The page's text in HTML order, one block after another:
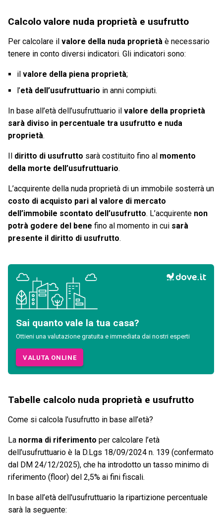
Calcolo valore nuda proprietà e usufrutto
Per calcolare il valore della nuda proprietà è necessario
tenere in conto diversi indicatori. Gli indicatori sono:
il valore della piena proprietà;
l’età dell’usufruttuario in anni compiuti.
In base all’età dell’usufruttuario il valore della proprietà
sarà diviso in percentuale tra usufrutto e nuda
proprietà.
diritto di usufrutto sarà costituito fino al momento
della morte dell’usufruttuario.
L’acquirente della nuda proprietà di un immobile sosterrà un
costo di acquisto pari al valore di mercato
dell’immobile scontato dell’usufrutto. L’acquirente non
potrà godere del bene fino al momento in cui sarà
presente il diritto di usufrutto.
Sai quanto vale la tua casa?
Ottieni una valutazione gratuita e immediata dai nostri esperti
VALUTA ONLINE
Tabelle calcolo nuda proprietà e usufrutto
Come si calcola l’usufrutto in base all’età?
La norma di riferimento per calcolare l’età
dell’usufruttuario è la D.Lgs 18/09/2024 n. 139 (confermato
dal DM 24/12/2025), che ha introdotto un tasso minimo di
riferimento (floor) del 2,5% ai fini fiscali.
In base all’età dell'usufruttuario la ripartizione percentuale
sarà la seguente: